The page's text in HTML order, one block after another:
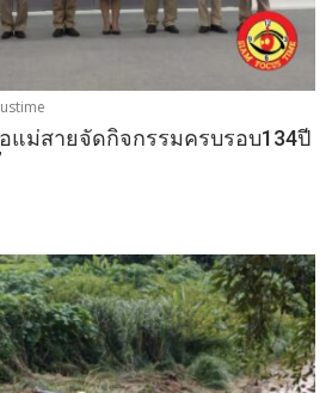
อแม่สายจัดกิจกรรมครบรอบ134ปี